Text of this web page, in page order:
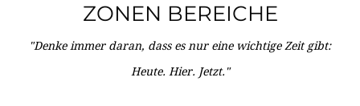
ZONEN BEREICHE
"Denke immer daran, dass es nur eine wichtige Zeit gibt:
Heute. Hier. Jetzt."